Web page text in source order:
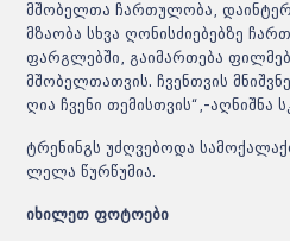
მშობელთა ჩართულობა,
მზაობა სხვა ღონისძიებებზე
ფარგლებში, გაიმართება
მშობელთათვის. ჩვენთვის
ღია ჩვენი თემისთვის“,-
ტრენინგს უძღვებოდა
ლელა წურწუმია.
იხილეთ ფოტოები